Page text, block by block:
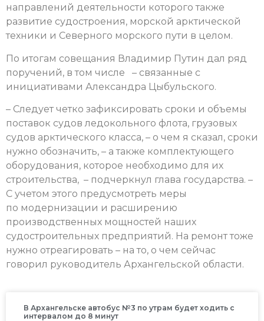
направлений деятельности которого также
развитие судостроения, морской арктической
техники и Северного морского пути в целом.
По итогам совещания Владимир Путин дал ряд
поручений, в том числе – связанные с
инициативами Александра Цыбульского.
– Следует четко зафиксировать сроки и объемы
поставок судов ледокольного флота, грузовых
судов арктического класса, – о чем я сказал, сроки
нужно обозначить, – а также комплектующего
оборудования, которое необходимо для их
строительства, – подчеркнул глава государства. –
С учетом этого предусмотреть меры
по модернизации и расширению
производственных мощностей наших
судостроительных предприятий. На ремонт тоже
нужно отреагировать – на то, о чем сейчас
говорил руководитель Архангельской области.
В Архангельске автобус №3 по утрам будет ходить с
интервалом до 8 минут